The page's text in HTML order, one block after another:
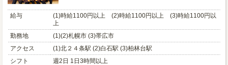
給与
(1)時給1100円以上 (2)時給1100円以上 (3)時給1100円以
上
勤務地
(1)(2)札幌市 (3)帯広市
アクセス
(1)北２４条駅 (2)白石駅 (3)柏林台駅
シフト
週2日 1日3時間以上